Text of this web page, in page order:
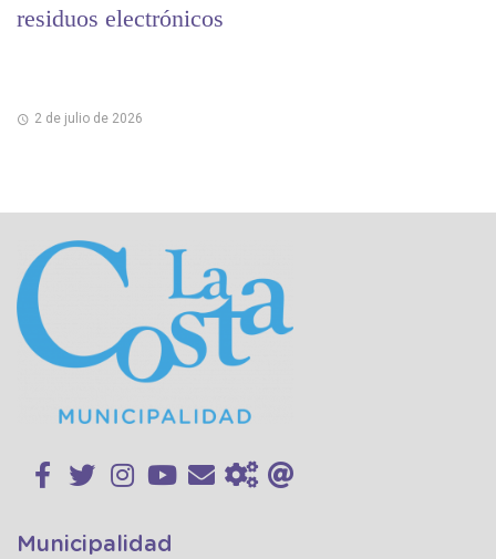
residuos electrónicos
2 de julio de 2026
Municipalidad